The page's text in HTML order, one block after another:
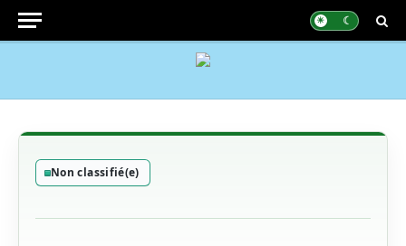
Non classifié(e)